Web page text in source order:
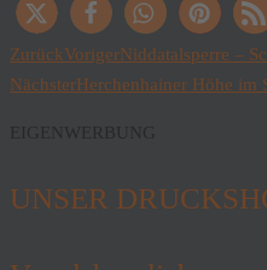
ZurückVorigerNiddatalsperre –
NächsterHerchenhainer Höhe im
EIGENWERBUNG
UNSER